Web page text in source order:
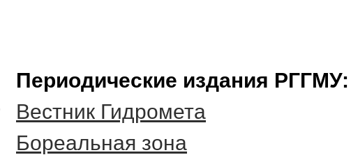
Периодические издания РГГМУ:
Вестник Гидромета
Бореальная зона